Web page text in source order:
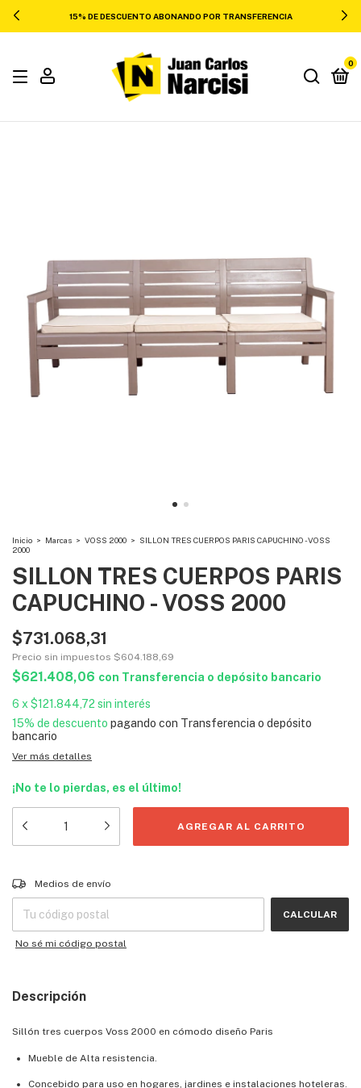
15% DE DESCUENTO ABONANDO POR TRANSFERENCIA
0
Inicio > Marcas > VOSS 2000 > SILLON TRES CUERPOS PARIS CAPUCHINO - VOSS
2000
SILLON TRES CUERPOS PARIS
CAPUCHINO - VOSS 2000
$731.068,31
Precio sin impuestos $604.188,69
$621.408,06 con Transferencia o depósito bancario
6 x $121.844,72 sin interés
15% de descuento pagando con Transferencia o depósito
bancario
Ver más detalles
¡No te lo pierdas, es el último!
Entregas para el CP:
Medios de envío
CALCULAR
No sé mi código postal
Descripción
Sillón tres cuerpos Voss 2000 en cómodo diseño Paris
Mueble de Alta resistencia.
Concebido para uso en hogares, jardines e instalaciones hoteleras.